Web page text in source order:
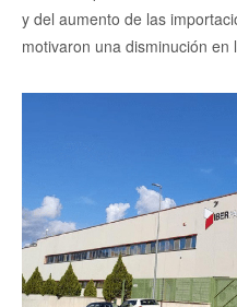
y del aumento de las
motivaron una disminución en